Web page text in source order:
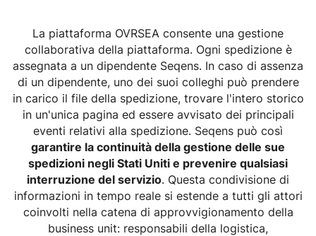
La piattaforma OVRSEA consente una gestione
collaborativa della piattaforma. Ogni spedizione è
assegnata a un dipendente Seqens. In caso di assenza
di un dipendente, uno dei suoi colleghi può prendere
in carico il file della spedizione, trovare l'intero storico
in un'unica pagina ed essere avvisato dei principali
eventi relativi alla spedizione. Seqens può così
garantire la continuità della gestione delle sue
spedizioni negli Stati Uniti e prevenire qualsiasi
interruzione del servizio. Questa condivisione di
informazioni in tempo reale si estende a tutti gli attori
coinvolti nella catena di approvvigionamento della
business unit: responsabili della logistica,